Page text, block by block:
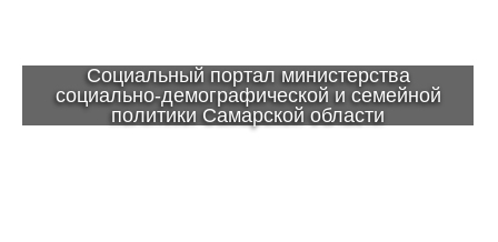
Социальный портал министерства
социально-демографической и семейной
политики Самарской области